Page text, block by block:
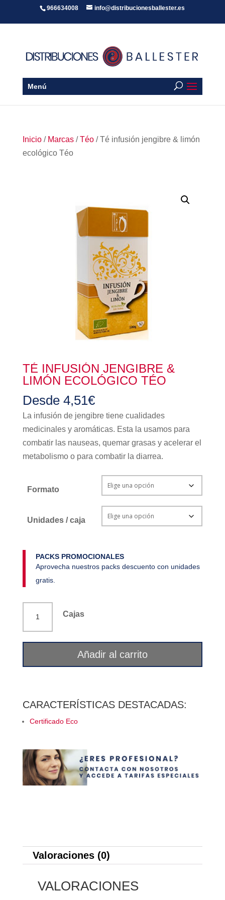
966634008 info@distribucionesballester.es
Menú
Inicio/ Marcas/Téo/ Té infusión jengibre & limón
ecológico Téo
TÉ INFUSIÓN JENGIBRE &
LIMÓN ECOLÓGICO TÉO
Desde 4,51€
La infusión de jengibre tiene cualidades
medicinales y aromáticas. Esta la usamos para
combatir las nauseas, quemar grasas y acelerar el
metabolismo o para combatir la diarrea.
Formato
Unidades / caja
PACKS PROMOCIONALES
Aprovecha nuestros packs descuento con unidades
gratis.
infusión
cantidad
Cajas
Añadir al carrito
CARACTERÍSTICAS DESTACADAS:
Certificado Eco
Valoraciones (0)
VALORACIONES